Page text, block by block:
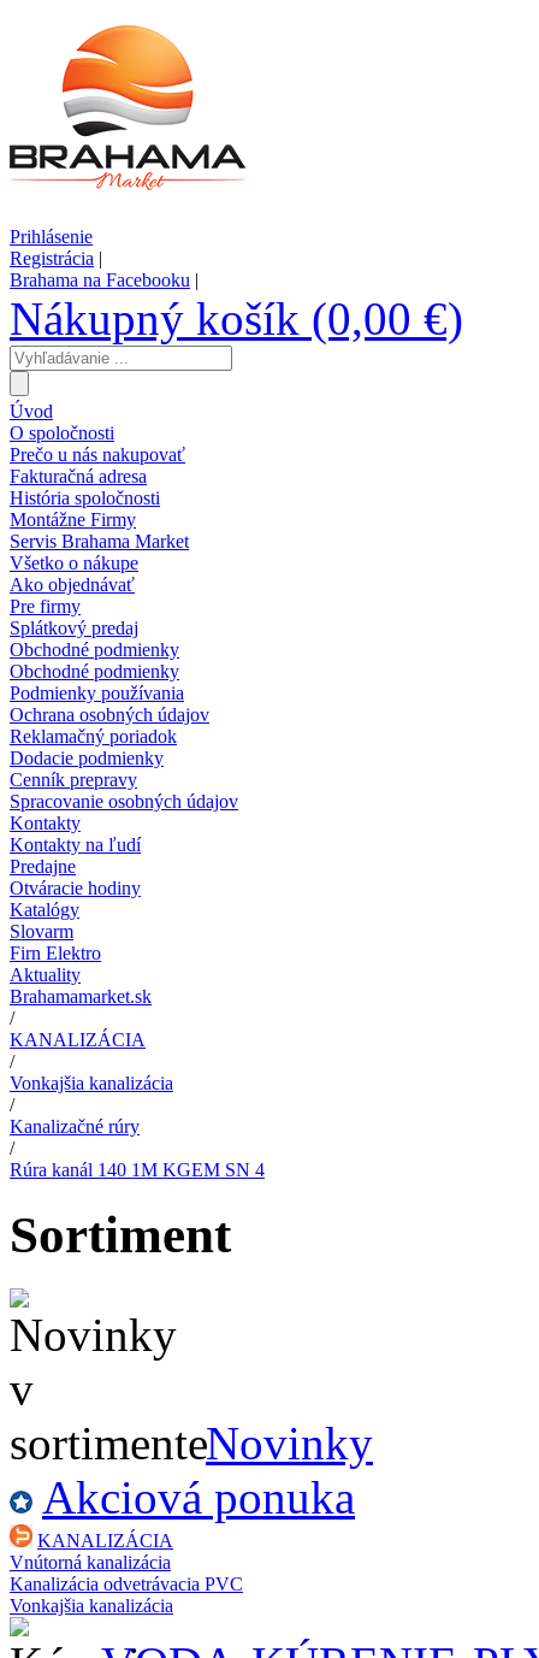
Prihlásenie
Registrácia |
Brahama na Facebooku |
Nákupný košík (0,00 €)
Úvod
O spoločnosti
Prečo u nás nakupovať
Fakturačná adresa
História spoločnosti
Montážne Firmy
Servis Brahama Market
Všetko o nákupe
Ako objednávať
Pre firmy
Splátkový predaj
Obchodné podmienky
Obchodné podmienky
Podmienky používania
Ochrana osobných údajov
Reklamačný poriadok
Dodacie podmienky
Cenník prepravy
Spracovanie osobných údajov
Kontakty
Kontakty na ľudí
Predajne
Otváracie hodiny
Katalógy
Slovarm
Firn Elektro
Aktuality
Brahamamarket.sk
/
KANALIZÁCIA
/
Vonkajšia kanalizácia
/
Kanalizačné rúry
/
Rúra kanál 140 1M KGEM SN 4
Sortiment
Novinky
Akciová ponuka
KANALIZÁCIA
Vnútorná kanalizácia
Kanalizácia odvetrávacia PVC
Vonkajšia kanalizácia